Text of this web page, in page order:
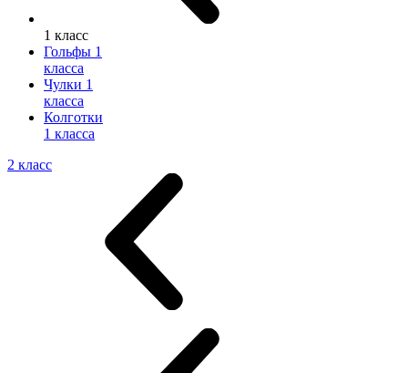
1 класс
Гольфы 1
класса
Чулки 1
класса
Колготки
1 класса
2 класс